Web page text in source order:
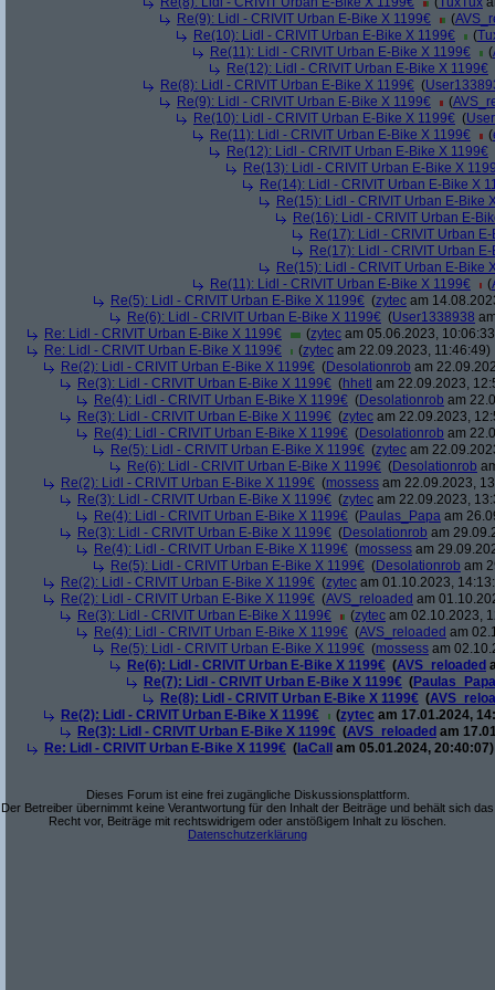
Re(9): Lidl - CRIVIT Urban E-Bike X 1199€
(
Re(10): Lidl - CRIVIT Urban E-Bike X 1199€
(
Re(11): Lidl - CRIVIT Urban E-Bike X 1199€
(
Re(12): Lidl - CRIVIT Urban E-Bike X 1199€
Re(8): Lidl - CRIVIT Urban E-Bike X 1199€ (
Re(9): Lidl - CRIVIT Urban E-Bike X 1199€
(
Re(10): Lidl - CRIVIT Urban E-Bike X 1199€ (
Re(11): Lidl - CRIVIT Urban E-Bike X 1199€
(
Re(12): Lidl - CRIVIT Urban E-Bike X 1199€
Re(13): Lidl - CRIVIT Urban E-Bike X
Re(14): Lidl - CRIVIT Urban E-Bike X
Re(15): Lidl - CRIVIT Urban E-Bike
Re(16): Lidl - CRIVIT Urban E-
Re(17): Lidl - CRIVIT Urban
Re(17): Lidl - CRIVIT Urban
Re(15): Lidl - CRIVIT Urban E-Bike
Re(11): Lidl - CRIVIT Urban E-Bike X 1199€
(
Re(5): Lidl - CRIVIT Urban E-Bike X 1199€ (zytec am
Re(6): Lidl - CRIVIT Urban E-Bike X 1199€ (User1338938
Re: Lidl - CRIVIT Urban E-Bike X 1199€
(zytec am 05.06.2023,
Re: Lidl - CRIVIT Urban E-Bike X 1199€
(zytec am 22.09.2023, 11:46:49)
Re(2): Lidl - CRIVIT Urban E-Bike X 1199€ (Desolationrob am
Re(3): Lidl - CRIVIT Urban E-Bike X 1199€ (hhetl am 22.09.2023,
Re(4): Lidl - CRIVIT Urban E-Bike X 1199€ (Desolationrob am
Re(3): Lidl - CRIVIT Urban E-Bike X 1199€ (zytec am 22.09.2023,
Re(4): Lidl - CRIVIT Urban E-Bike X 1199€ (Desolationrob am
Re(5): Lidl - CRIVIT Urban E-Bike X 1199€ (zytec am
Re(6): Lidl - CRIVIT Urban E-Bike X 1199€ (Desolationrob
Re(2): Lidl - CRIVIT Urban E-Bike X 1199€ (mossess am 22.09.2023,
Re(3): Lidl - CRIVIT Urban E-Bike X 1199€ (zytec am 22.09.2023,
Re(4): Lidl - CRIVIT Urban E-Bike X 1199€ (Paulas_Papa am
Re(3): Lidl - CRIVIT Urban E-Bike X 1199€ (Desolationrob am
Re(4): Lidl - CRIVIT Urban E-Bike X 1199€ (mossess am
Re(5): Lidl - CRIVIT Urban E-Bike X 1199€ (Desolationrob am
Re(2): Lidl - CRIVIT Urban E-Bike X 1199€ (zytec am 01.10.2023,
Re(2): Lidl - CRIVIT Urban E-Bike X 1199€ (AVS_reloaded am
Re(3): Lidl - CRIVIT Urban E-Bike X 1199€
(zytec am 02.10.2023,
Re(4): Lidl - CRIVIT Urban E-Bike X 1199€ (AVS_reloaded am
Re(5): Lidl - CRIVIT Urban E-Bike X 1199€ (mossess am
Re(6): Lidl - CRIVIT Urban E-Bike X 1199€ (AVS_reloaded
Re(7): Lidl - CRIVIT Urban E-Bike X 1199€ (Paulas_Papa
Re(8): Lidl - CRIVIT Urban E-Bike X 1199€ (
Re(2): Lidl - CRIVIT Urban E-Bike X 1199€
(zytec am 17.01.2024,
Re(3): Lidl - CRIVIT Urban E-Bike X 1199€ (AVS_reloaded am
Re: Lidl - CRIVIT Urban E-Bike X 1199€ ( laCall am 05.01.2024, 20:40:07)
Dieses Forum ist eine frei zugängliche Diskussionsplattform.
Der Betreiber übernimmt keine Verantwortung für den Inhalt der Beiträge und behält sich das
Recht vor, Beiträge mit rechtswidrigem oder anstößigem Inhalt zu löschen.
Datenschutzerklärung